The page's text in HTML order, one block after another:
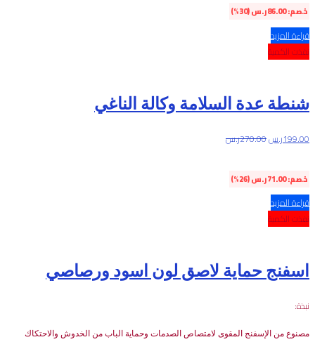
خصم:86.00ر.س(30%)
قراءة المزيد
نفذت الكمية
شنطة عدة السلامة وكالة الناغي
199.00ر.س270.00ر.س
خصم:71.00ر.س(26%)
قراءة المزيد
نفذت الكمية
اسفنج حماية لاصق لون اسود ورصاصي
نبذة:
مصنوع من الإسفنج المقوى لامتصاص الصدمات وحماية الباب من الخدوش والاحتكاك